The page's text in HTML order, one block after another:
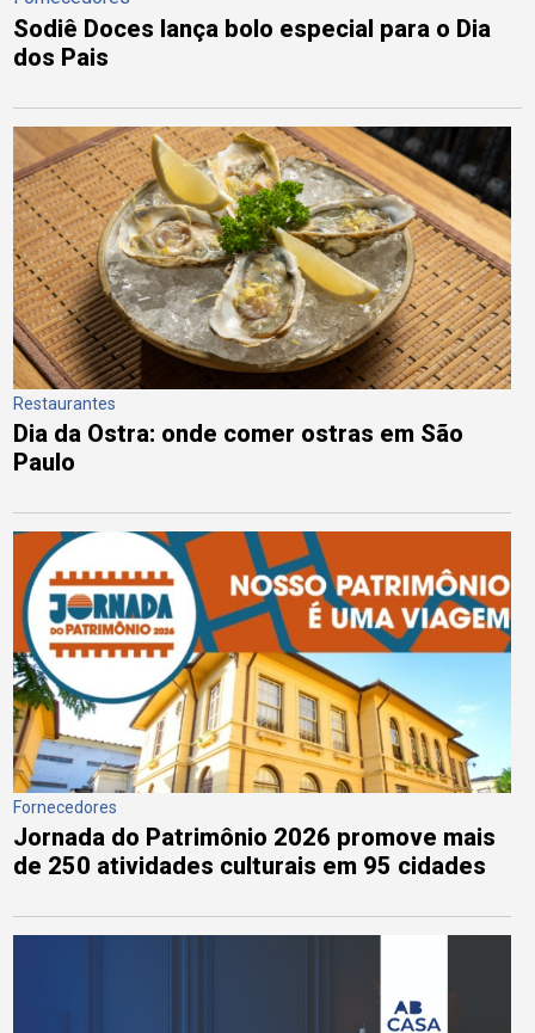
Sodiê Doces lança bolo especial para o Dia
dos Pais
Restaurantes
Dia da Ostra: onde comer ostras em São
Paulo
Fornecedores
Jornada do Patrimônio 2026 promove mais
de 250 atividades culturais em 95 cidades